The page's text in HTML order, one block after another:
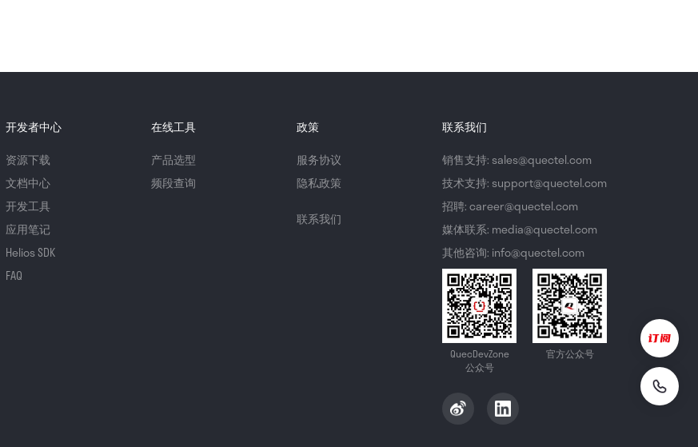
开发者中心
资源下载
文档中心
开发工具
应用笔记
Helios SDK
FAQ
在线工具
产品选型
频段查询
政策
服务协议
隐私政策
联系我们
联系我们
销售支持: sales@quectel.com
技术支持: support@quectel.com
招聘: career@quectel.com
媒体联系: media@quectel.com
其他咨询: info@quectel.com
QuecDevZone
公众号
官方公众号